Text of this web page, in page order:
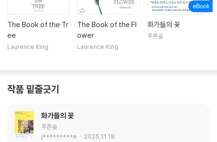
The Book of the Tr
ee
Laurence King
The Book of the Fl
ower
Laurence King
화가들의 꽃
푸른숲
작품 밑줄긋기
화가들의 꽃
푸른숲
j*********e
2025.11.18.